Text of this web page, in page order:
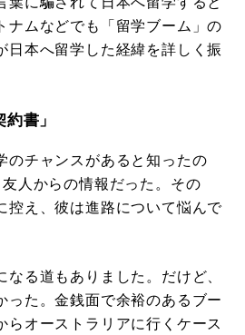
ナムなどでも「留学ブーム」の
日本へ留学した経緯を詳しく振
書」
チャンスがあると知ったの
人からの情報だった。その
控え、彼は進路について悩んで
なる道もありました。だけど、
った。金銭面で余裕のあるブー
らオーストラリアに行くケース